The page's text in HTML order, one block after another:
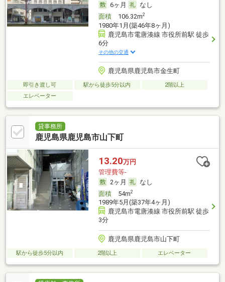
6ヶ月
なし
面積106.32m2
1980年1月(築46年8ヶ月)
鹿児島市電唐湊線 市役所前駅 徒歩
6分
その他の交通
鹿児島県鹿児島市金生町
即引き渡し可 駅から徒歩5分以内
2階以上
エレベーター
貸事務所
鹿児島県鹿児島市山下町
13.20万円
管理費等-
2ヶ月
なし
面積54m2
1989年5月(築37年4ヶ月)
鹿児島市電唐湊線 市役所前駅 徒歩
3分
鹿児島県鹿児島市山下町
駅から徒歩5分以内 2階以上 エレベーター